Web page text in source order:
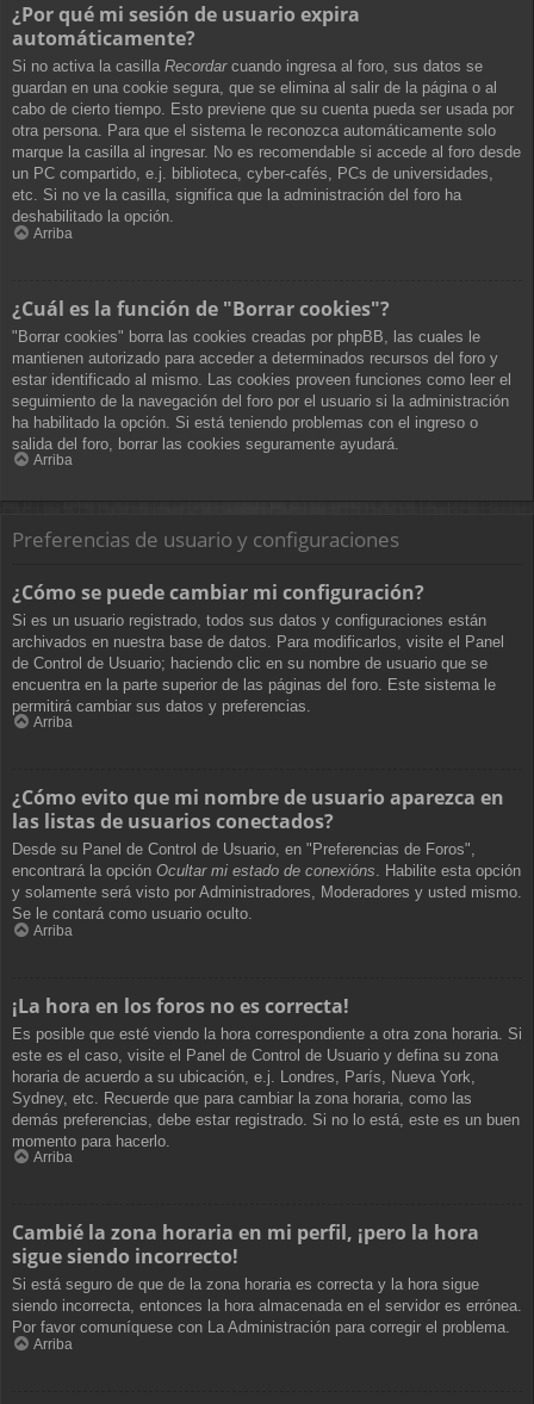
¿Por qué mi sesión de usuario expira
automáticamente?
Si no activa la casilla Recordarcuando ingresa al foro, sus datos se
guardan en una cookie segura, que se elimina al salir de la página o al
cabo de cierto tiempo. Esto previene que su cuenta pueda ser usada por
otra persona. Para que el sistema le reconozca automáticamente solo
marque la casilla al ingresar. No es recomendable si accede al foro desde
un PC compartido, e.j. biblioteca, cyber-cafés, PCs de universidades,
etc. Si no ve la casilla, significa que la administración del foro ha
deshabilitado la opción.
Arriba
¿Cuál es la función de "Borrar cookies"?
"Borrar cookies" borra las cookies creadas por phpBB, las cuales le
mantienen autorizado para acceder a determinados recursos del foro y
estar identificado al mismo. Las cookies proveen funciones como leer el
seguimiento de la navegación del foro por el usuario si la administración
ha habilitado la opción. Si está teniendo problemas con el ingreso o
salida del foro, borrar las cookies seguramente ayudará.
Arriba
Preferencias de usuario y configuraciones
¿Cómo se puede cambiar mi configuración?
Si es un usuario registrado, todos sus datos y configuraciones están
archivados en nuestra base de datos. Para modificarlos, visite el Panel
de Control de Usuario; haciendo clic en su nombre de usuario que se
encuentra en la parte superior de las páginas del foro. Este sistema le
permitirá cambiar sus datos y preferencias.
Arriba
¿Cómo evito que mi nombre de usuario aparezca en
las listas de usuarios conectados?
Desde su Panel de Control de Usuario, en "Preferencias de Foros",
encontrará la opción Ocultar mi estado de conexións. Habilite esta opción
y solamente será visto por Administradores, Moderadores y usted mismo.
Se le contará como usuario oculto.
Arriba
¡La hora en los foros no es correcta!
Es posible que esté viendo la hora correspondiente a otra zona horaria. Si
este es el caso, visite el Panel de Control de Usuario y defina su zona
horaria de acuerdo a su ubicación, e.j. Londres, París, Nueva York,
Sydney, etc. Recuerde que para cambiar la zona horaria, como las
demás preferencias, debe estar registrado. Si no lo está, este es un buen
momento para hacerlo.
Arriba
Cambié la zona horaria en mi perfil, ¡pero la hora
sigue siendo incorrecto!
Si está seguro de que de la zona horaria es correcta y la hora sigue
siendo incorrecta, entonces la hora almacenada en el servidor es errónea.
Por favor comuníquese con La Administración para corregir el problema.
Arriba